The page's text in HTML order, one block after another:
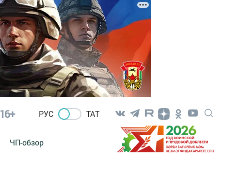
16+ РУС ТАТ
ЧП-обзор